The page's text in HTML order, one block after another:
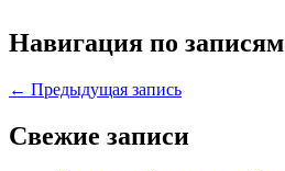
Навигация по записям
← Предыдущая запись
Свежие записи